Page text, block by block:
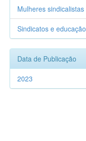
Mulheres sindicalistas
Sindicatos e educação
Data de Publicação
2023